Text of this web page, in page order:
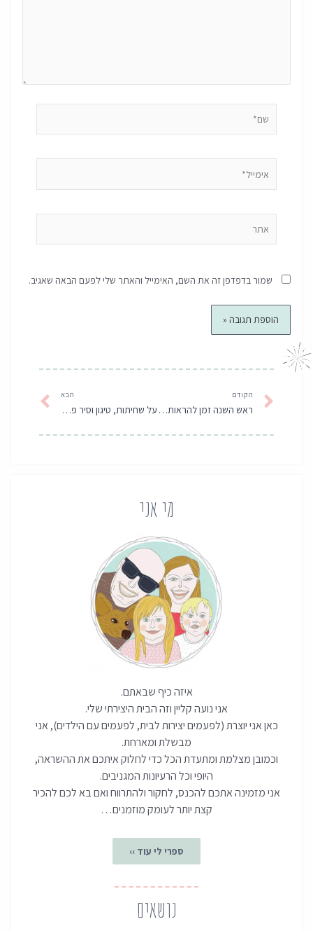
שמור בדפדפן זה את השם, האימייל והאתר שלי לפעם הבאה שאגיב.
הקודם
ראש השנה זמן להראות אהבה
הבא
על שחיתות, טיגון וסיר פלא אחד
מי אני
איזה כיף שבאתם.
אני נועה קליין וזה הבית היצירתי שלי.
כאן אני יוצרת (לפעמים יצירות לבית, לפעמים עם הילדים), אני
מבשלת ומארחת.
וכמובן מצלמת ומתעדת הכל כדי לחלוק איתכם את ההשראה,
היופי וכל הרעיונות המגניבים.
אני מזמינה אתכם להכנס, לחקור ולהתרווח ואם בא לכם להכיר
קצת יותר לעומק מוזמנים…
ספרי לי עוד ››
נושאים